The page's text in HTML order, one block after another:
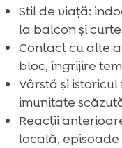
Stil de viață:
la balcon și
Contact cu alte
bloc, îngrijire
Vârstă și
imunitate
Reacții
locală,